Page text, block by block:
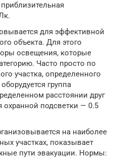
для эффективной
объекта. Для этого
освещения, которые
Часто просто по
участка, определенного
группа
расстоянии друг
охранной подсветки — 0.5
на наиболее
участках, показывает
пути эвакуации. Нормы: